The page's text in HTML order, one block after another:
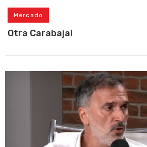
Mercado
Otra Carabajal